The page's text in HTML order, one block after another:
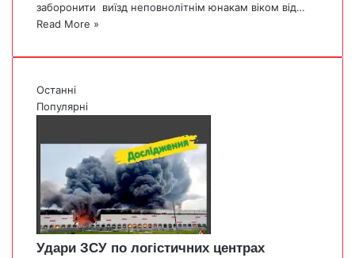
заборонити виїзд неповнолітнім юнакам віком від…
Read More »
Останні
Популярні
Удари ЗСУ по логістичних центрах